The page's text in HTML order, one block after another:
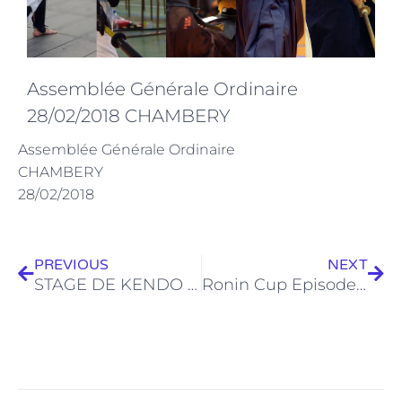
Assemblée Générale Ordinaire
28/02/2018 CHAMBERY
Assemblée Générale Ordinaire
CHAMBERY
28/02/2018
PREVIOUS
STAGE DE KENDO 3èmes Dan et plus 03/02/2018
NEXT
Ronin Cup Episode X a Valence 27/10/2018 au 28/10/2018